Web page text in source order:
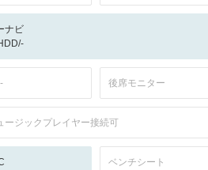
ナビ
後席モニター
ージックプレイヤー接続可
ベンチシート